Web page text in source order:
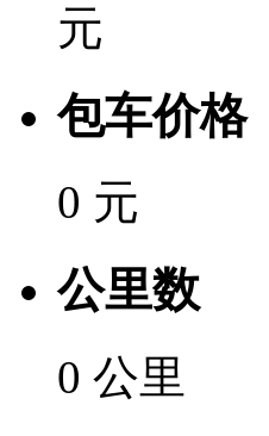
元
包车价格
0 元
公里数
0 公里